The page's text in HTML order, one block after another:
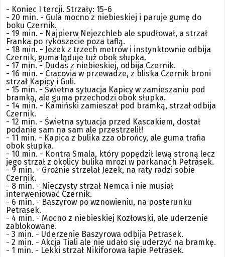
- Koniec I tercji. Strzały: 15-6
- 20 min. - Gula mocno z niebieskiej i paruje gumę do
boku Czernik.
- 19 min. - Najpierw Nejezchleb ale spudłował, a strzał
Franka po rykoszecie poza taflą.
- 18 min. - Jezek z trzech metrów i instynktownie odbija
Czernik, guma ląduje tuż obok słupka.
- 17 min. - Dudas z niebieskiej, odbija Czernik.
- 16 min. - Cracovia w przewadze, z bliska Czernik broni
strzał Kapicy i Guli.
- 15 min. - Świetna sytuacja Kapicy w zamieszaniu pod
bramką, ale guma przechodzi obok słupka.
- 14 min. - Kamiński zamieszał pod bramką, strzał odbija
Czernik.
- 12 min. - Świetna sytuacja przed Kascakiem, dostał
podanie sam na sam ale przestrzelił!
- 11 min. - Kapica z bulika zza obrońcy, ale guma trafia
obok słupka.
- 10 min. - Kontra Smala, który popędził lewą stroną lecz
jego strzał z okolicy bulika mrozi w parkanach Petrasek.
- 9 min. - Groźnie strzelał Jezek, na raty radzi sobie
Czernik.
- 8 min. - Nieczysty strzał Nemca i nie musiał
interweniować Czernik.
- 6 min. - Baszyrow po wznowieniu, na posterunku
Petrasek.
- 4 min. - Mocno z niebieskiej Kozłowski, ale uderzenie
zablokowane.
- 3 min. - Uderzenie Baszyrowa odbija Petrasek.
- 2 min. - Akcja Tiali ale nie udało się uderzyć na bramkę.
- 1 min. - Lekki strzał Nikiforowa łapie Petrasek.